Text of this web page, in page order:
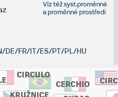
Viz téžsyst.proměnné
aproměnné prostředí
DE/FR/IT/ES/PT/PL/HU